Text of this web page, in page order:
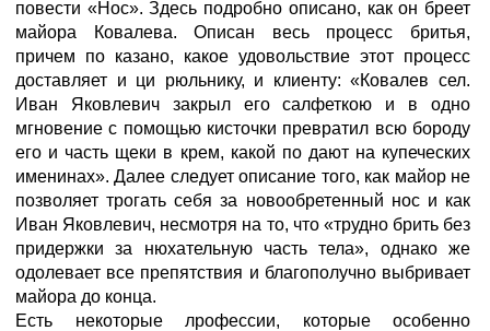
повести «Нос». Здесь подробно описано, как он бреет
майора Ковалева. Описан весь процесс бритья,
причем по казано, какое удовольствие этот процесс
доставляет и ци рюльнику, и клиенту: «Ковалев сел.
Иван Яковлевич закрыл его салфеткою и в одно
мгновение с помощью кисточки превратил всю бороду
его и часть щеки в крем, какой по дают на купеческих
именинах». Далее следует описание того, как майор не
позволяет трогать себя за новообретенный нос и как
Иван Яковлевич, несмотря на то, что «трудно брить без
придержки за нюхательную часть тела», однако же
одолевает все препятствия и благополучно выбривает
майора до конца.
Есть некоторые лрофессии, которые особенно